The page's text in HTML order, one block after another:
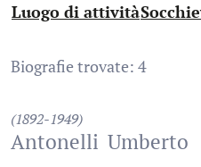
Luogo di attività
:
Biografie trovate: 4
(1892-1949)
Antonelli Umberto